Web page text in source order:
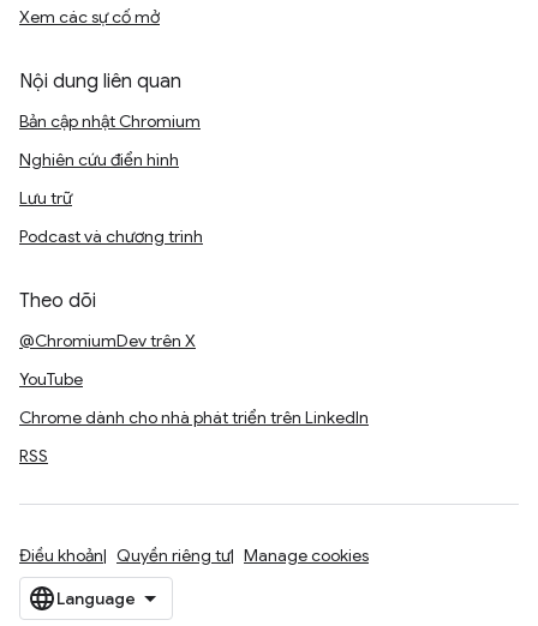
Xem các sự cố mở
Nội dung liên quan
Bản cập nhật Chromium
Nghiên cứu điển hình
Lưu trữ
Podcast và chương trình
Theo dõi
@ChromiumDev trên X
YouTube
Chrome dành cho nhà phát triển trên LinkedIn
RSS
Điều khoản Quyền riêng tư Manage cookies